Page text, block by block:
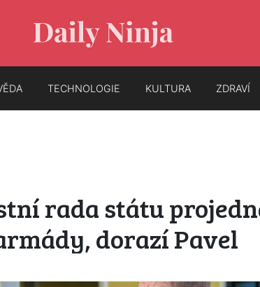
TECHNOLOGIE KULTURA ZDRAVÍ
rada státu
dorazí Pavel